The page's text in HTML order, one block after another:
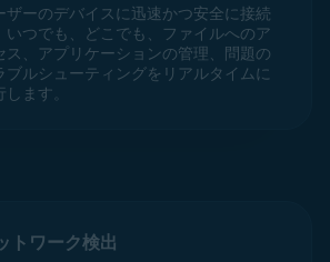
ザーのデバイスに迅速かつ安全に接続
いつでも、どこでも、ファイルへのア
ス、アプリケーションの管理、問題の
ブルシューティングをリアルタイムに
ます。
トワーク検出